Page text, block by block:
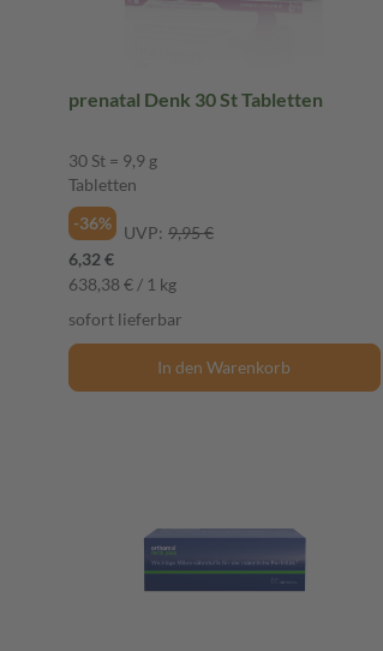
prenatal Denk 30 St Tabletten
30 St = 9,9 g
Tabletten
-36%
UVP: 9,95 €
6,32 €
638,38 € / 1 kg
sofort lieferbar
In den Warenkorb